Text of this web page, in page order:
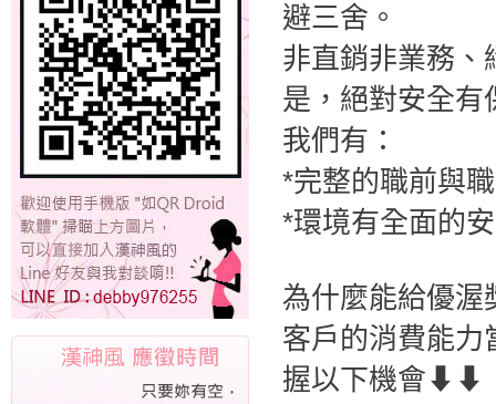
避三舍。
非直銷非業務、
是，絕對安全有
我們有：
*完整的職前與
*環境有全面的
為什麼能給優渥
客戶的消費能力
握以下機會⬇⬇